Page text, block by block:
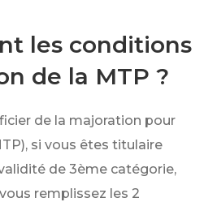
les conditions
de la MTP ?
de la majoration pour
si vous êtes titulaire
de 3ème catégorie,
remplissez les 2